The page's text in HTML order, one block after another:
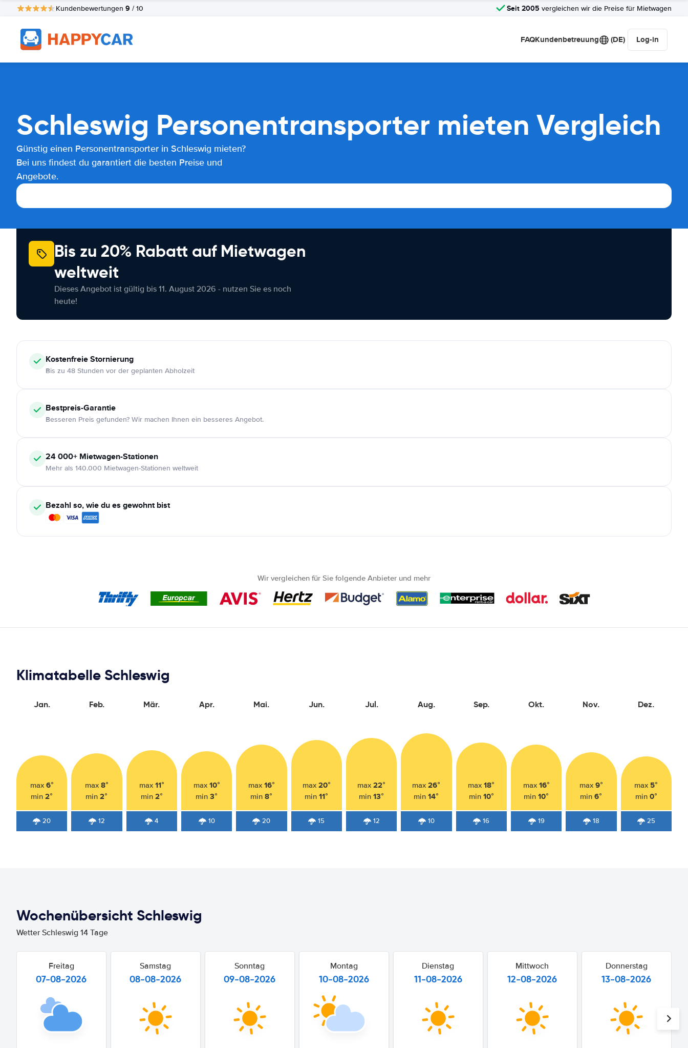
Kundenbewertungen 9 / 10 Seit 2005 vergleichen wir die Preise für Mietwagen
FAQKundenbetreuung (DE) Log-in
Schleswig Personentransporter mieten Vergleich
Günstig einen Personentransporter in Schleswig mieten?
Bei uns findest du garantiert die besten Preise und
Angebote.
Bis zu 20% Rabatt auf Mietwagen
weltweit
Dieses Angebot ist gültig bis 11. August 2026 - nutzen Sie es noch
heute!
KostenfreieStornierung
Bis zu 48 Stunden vor der geplanten Abholzeit
Bestpreis-Garantie
Besseren Preis gefunden? Wir machen Ihnen ein besseres Angebot.
24 000+ Mietwagen-Stationen
Mehr als 140.000 Mietwagen-Stationen weltweit
Bezahl so, wie du es gewohnt bist
Wir vergleichen für Sie folgende Anbieter und mehr
Klimatabelle Schleswig
Jan.
max 6°
min2°
20
Feb.
max 8°
min2°
12
Mär.
max 11°
min 2°
4
Apr.
max 10°
min3°
10
Mai.
max 16°
min8°
20
Jun.
max 20°
min11°
15
Jul.
max22°
min13°
12
Aug.
max26°
min14°
10
Sep.
max18°
min 10°
16
Okt.
max 16°
min10°
19
Nov.
max 9°
min6°
18
Dez.
max 5°
min 0°
25
Wochenübersicht Schleswig
Wetter Schleswig 14 Tage
Freitag
07-08-2026
Samstag
08-08-2026
Sonntag
09-08-2026
Montag
10-08-2026
Dienstag
11-08-2026
Mittwoch
12-08-2026
Donnerstag
13-08-2026